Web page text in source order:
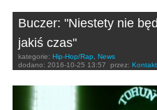
Buczer: "Niestety nie
jakiś czas"
kategorie: Hip-Hop/Rap
News
dodano: 2016-10-25 13:57 przez: Kontakt